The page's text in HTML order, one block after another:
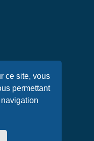
ce site, vous
permettant